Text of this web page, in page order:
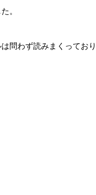
。
問わず読みまくってお